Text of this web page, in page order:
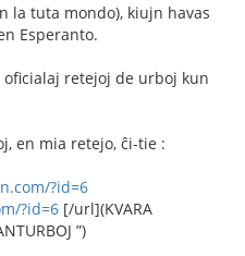
la tuta mondo), kiujn havas
Esperanto.
retejoj de urboj kun
en mia retejo, ĉi-tie :
?id=6
?id=6 [/url](KVARA
”)